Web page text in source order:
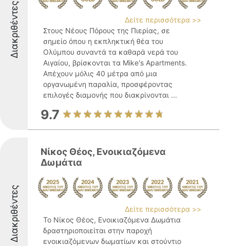
Διακριθέντες
Δείτε περισσότερα >>
Στους Νέους Πόρους της Πιερίας, σε
σημείο όπου η εκπληκτική θέα του
Ολύμπου συναντά τα καθαρά νερά του
Αιγαίου, βρίσκονται τα Mike's Apartments.
Απέχουν μόλις 40 μέτρα από μια
οργανωμένη παραλία, προσφέροντας
επιλογές διαμονής που διακρίνονται ...
9.7
Διακριθέντες
Νίκος Θέος, Ενοικιαζόμενα
Δωμάτια
Δείτε περισσότερα >>
Το Νίκος Θέος, Ενοικιαζόμενα Δωμάτια
δραστηριοποιείται στην παροχή
ενοικιαζόμενων δωματίων και στούντιο